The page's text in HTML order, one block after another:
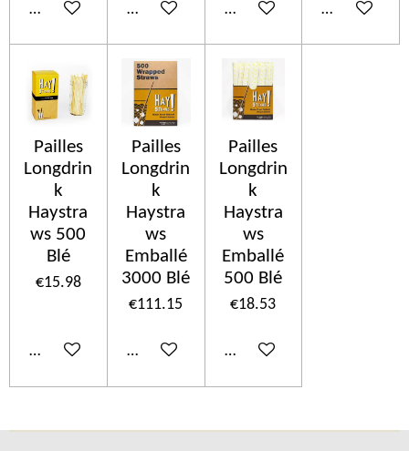
Add to cart Add to cart Add to cart Add to cart
Pailles
Longdrin
k
Haystra
ws 500
Blé
€15.98
Add to cart
Pailles
Longdrin
k
Haystra
ws
Emballé
3000 Blé
€111.15
Add to cart
Pailles
Longdrin
k
Haystra
ws
Emballé
500 Blé
€18.53
Add to cart